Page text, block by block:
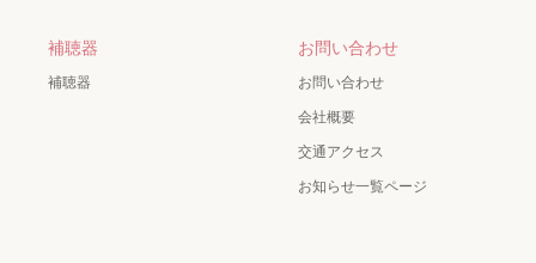
補聴器
補聴器
お問い合わせ
お問い合わせ
会社概要
交通アクセス
お知らせ一覧ページ